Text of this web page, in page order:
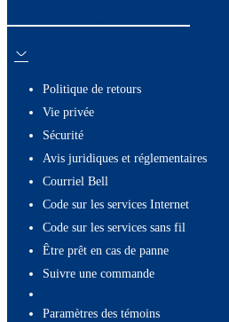
Politique de retours
Vie privée
Sécurité
Avis juridiques et réglementaires
Courriel Bell
Code sur les services Internet
Code sur les services sans fil
Être prêt en cas de panne
Suivre une commande
paramètres des témoins